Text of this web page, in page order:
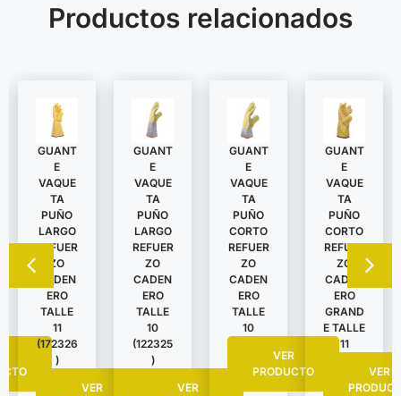
Productos relacionados
GUANT
E
VAQUE
TA
PUÑO
LARGO
REFUER
ZO
CADEN
ERO
TALLE
11
(172326
)
VER
GUANT
E
VAQUE
TA
PUÑO
LARGO
REFUER
ZO
CADEN
ERO
TALLE
10
(122325
)
VER
GUANT
E
VAQUE
TA
PUÑO
CORTO
REFUER
ZO
CADEN
ERO
TALLE
10
VER
PRODUCTO
GUANT
E
VAQUE
TA
PUÑO
CORTO
REFUER
ZO
CADEN
ERO
GRAND
E TALLE
11
VER